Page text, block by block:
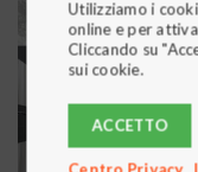
Utilizziamo i
online e per
Cliccando su
sui cookie.
ACCETTO